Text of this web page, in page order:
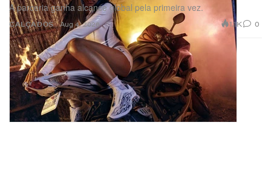
CALÇADOS
A parceria ganha alcance global pela primeira vez.
Aug 4, 2026 1.1K 0